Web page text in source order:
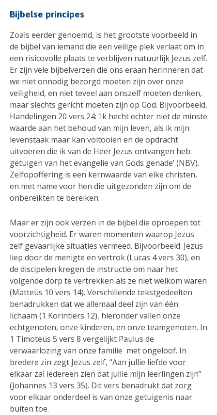
Bijbelse principes
Zoals eerder genoemd, is het grootste voorbeeld in
de bijbel van iemand die een veilige plek verlaat om in
een risicovolle plaats te verblijven natuurlijk Jezus zelf.
Er zijn vele bijbelverzen die ons eraan herinneren dat
we niet onnodig bezorgd moeten zijn over onze
veiligheid, en niet teveel aan onszelf moeten denken,
maar slechts gericht moeten zijn op God. Bijvoorbeeld,
Handelingen 20 vers 24: ‘Ik hecht echter niet de minste
waarde aan het behoud van mijn leven, als ik mijn
levenstaak maar kan voltooien en de opdracht
uitvoeren die ik van de Heer Jezus ontvangen heb:
getuigen van het evangelie van Gods genade’ (NBV).
Zelfopoffering is een kernwaarde van elke christen,
en met name voor hen die uitgezonden zijn om de
onbereikten te bereiken.
Maar er zijn ook verzen in de bijbel die oproepen tot
voorzichtigheid. Er waren momenten waarop Jezus
zelf gevaarlijke situaties vermeed. Bijvoorbeeld: Jezus
liep door de menigte en vertrok (Lucas 4 vers 30), en
de discipelen kregen de instructie om naar het
volgende dorp te vertrekken als ze niet welkom waren
(Matteüs 10 vers 14). Verschillende tekstgedeelten
benadrukken dat we allemaal deel zijn van één
lichaam (1 Korintiërs 12), hieronder vallen onze
echtgenoten, onze kinderen, en onze teamgenoten. In
1 Timoteüs 5 vers 8 vergelijkt Paulus de
verwaarlozing van onze familie met ongeloof. In
bredere zin zegt Jezus zelf, “Aan jullie liefde voor
elkaar zal iedereen zien dat jullie mijn leerlingen zijn”
(Johannes 13 vers 35). Dit vers benadrukt dat zorg
voor elkaar onderdeel is van onze getuigenis naar
buiten toe.